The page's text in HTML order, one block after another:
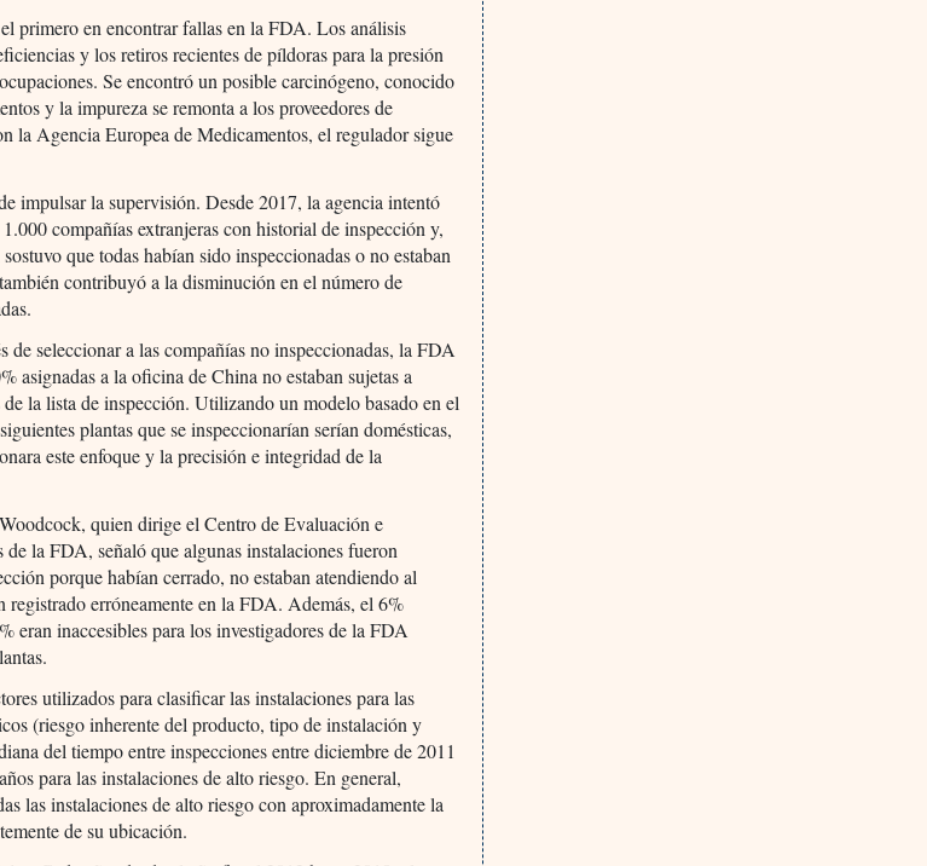
primero en encontrar fallas en la FDA. Los análisis
y los retiros recientes de píldoras para la presión
Se encontró un posible carcinógeno, conocido
y la impureza se remonta a los proveedores de
la Agencia Europea de Medicamentos, el regulador sigue
impulsar la supervisión. Desde 2017, la agencia intentó
compañías extranjeras con historial de inspección y,
que todas habían sido inspeccionadas o no estaban
contribuyó a la disminución en el número de
de seleccionar a las compañías no inspeccionadas, la FDA
asignadas a la oficina de China no estaban sujetas a
la lista de inspección. Utilizando un modelo basado en el
plantas que se inspeccionarían serían domésticas,
este enfoque y la precisión e integridad de la
quien dirige el Centro de Evaluación e
la FDA, señaló que algunas instalaciones fueron
porque habían cerrado, no estaban atendiendo al
registrado erróneamente en la FDA. Además, el 6%
eran inaccesibles para los investigadores de la FDA
utilizados para clasificar las instalaciones para las
(riesgo inherente del producto, tipo de instalación y
del tiempo entre inspecciones entre diciembre de 2011
para las instalaciones de alto riesgo. En general,
las instalaciones de alto riesgo con aproximadamente la
de su ubicación.